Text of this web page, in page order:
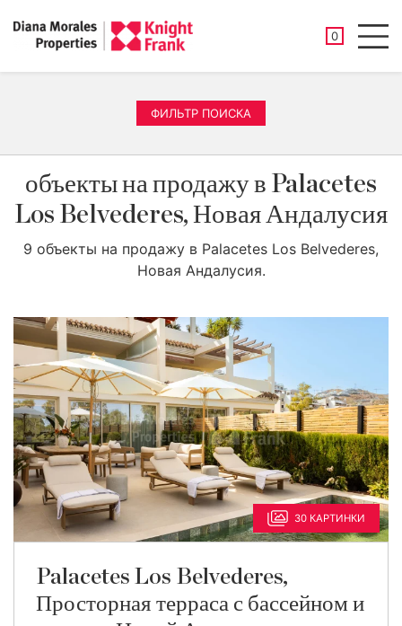
0
ФИЛЬТР ПОИСКА
объекты на продажу в Palacetes
Los Belvederes, Новая Андалусия
9 объекты на продажу в Palacetes Los Belvederes,
Новая Андалусия.
30 КАРТИНКИ
Palacetes Los Belvederes,
Просторная терраса с бассейном и